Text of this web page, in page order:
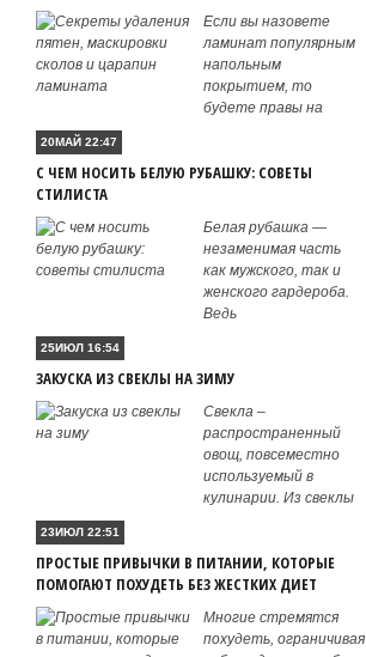
Если вы назовете
ламинат популярным
напольным
покрытием, то
будете правы на
20МАЙ 22:47
С ЧЕМ НОСИТЬ БЕЛУЮ РУБАШКУ: СОВЕТЫ
СТИЛИСТА
Белая рубашка —
незаменимая часть
как мужского, так и
женского гардероба.
Ведь
25ИЮЛ 16:54
ЗАКУСКА ИЗ СВЕКЛЫ НА ЗИМУ
Свекла –
распространенный
овощ, повсеместно
используемый в
кулинарии. Из свеклы
23ИЮЛ 22:51
ПРОСТЫЕ ПРИВЫЧКИ В ПИТАНИИ, КОТОРЫЕ
ПОМОГАЮТ ПОХУДЕТЬ БЕЗ ЖЕСТКИХ ДИЕТ
Многие стремятся
похудеть, ограничивая